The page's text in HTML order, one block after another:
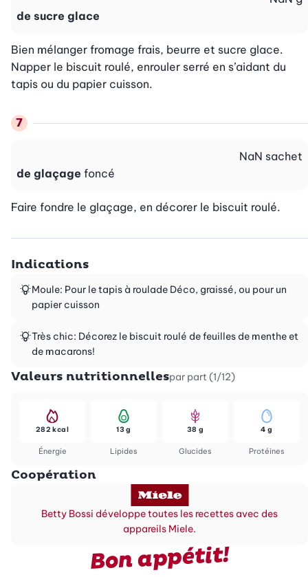
de sucre glace
Bien mélanger fromage frais, beurre et sucre glace.
Napper le biscuit roulé, enrouler serré en s’aidant du
tapis ou du papier cuisson.
de glaçage foncé
NaN sachet
Faire fondre le glaçage, en décorer le biscuit roulé.
Indications
Moule: Pour le tapis à roulade Déco, graissé, ou pour un
papier cuisson
Très chic: Décorez le biscuit roulé de feuilles de menthe et
de macarons!
Valeurs nutritionnellespar part (1/12)
Énergie
282 kcal
Lipides
13 g
Glucides
38 g
Protéines
4 g
Coopération
Betty Bossi développe toutes les recettes avec des
appareils Miele.
Bon appétit!